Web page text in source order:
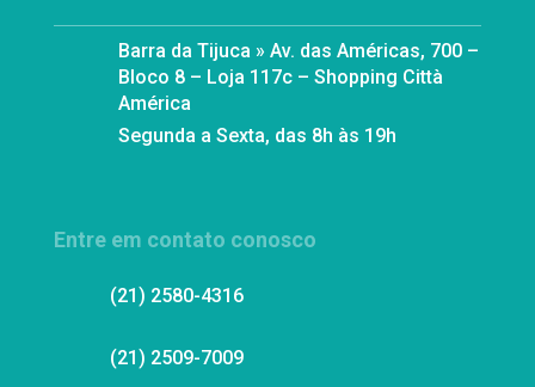
Barra da Tijuca » Av. das Américas, 700 –
Bloco 8 – Loja 117c – Shopping Città
América
Segunda a Sexta, das 8h às 19h
Entre em contato conosco
(21) 2580-4316
(21) 2509-7009